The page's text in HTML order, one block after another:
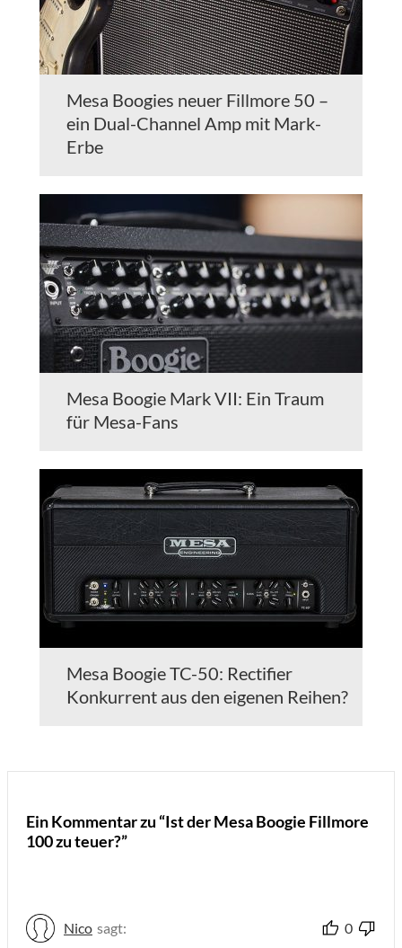
Mesa Boogies neuer Fillmore 50 –
ein Dual-Channel Amp mit Mark-
Erbe
Mesa Boogie Mark VII: Ein Traum
für Mesa-Fans
Mesa Boogie TC-50: Rectifier
Konkurrent aus den eigenen Reihen?
Ein Kommentar zu “Ist der Mesa Boogie Fillmore
100 zu teuer?”
Nico sagt: 0